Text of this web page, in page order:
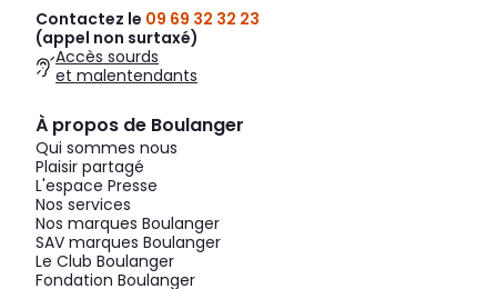
Contactez le 09 69 32 32 23
(appel non surtaxé)
Accès sourds
et malentendants
À propos de Boulanger
Qui sommes nous
Plaisir partagé
L'espace Presse
Nos services
Nos marques Boulanger
SAV marques Boulanger
Le Club Boulanger
Fondation Boulanger